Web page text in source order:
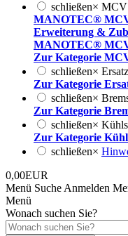
schließen× MCV
MANOTEC®
Erweiterung &
MANOTEC®
Zur Kategorie
schließen×
Zur Kategorie
schließen×
Zur Kategorie
schließen×
Zur Kategorie
schließen×
0,00EUR
Menü Suche Anmelden
Menü
Wonach suchen Sie?